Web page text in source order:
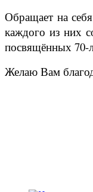
Обращает на
каждого из них
посвящённых 70-
Желаю Вам